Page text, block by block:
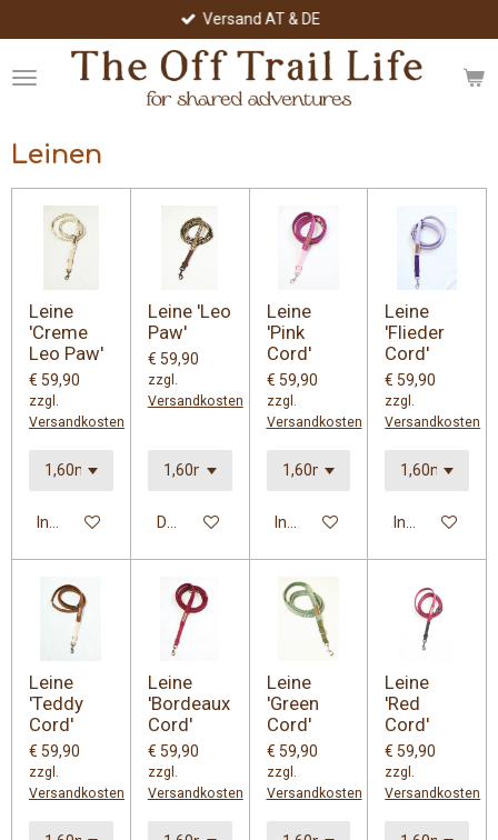
Hauptinhalt
springen
Versand AT & DE
Leinen
Leine
'Creme
Leo Paw'
€ 59,90
zzgl.
Versandkosten
In den Warenkorb
Leine 'Leo
Paw'
€ 59,90
zzgl.
Versandkosten
Details anzeigen
Leine
'Pink
Cord'
€ 59,90
zzgl.
Versandkosten
In den Warenkorb
Leine
'Flieder
Cord'
€ 59,90
zzgl.
Versandkosten
In den
Leine
'Teddy
Cord'
€ 59,90
zzgl.
Versandkosten
Leine
'Bordeaux
Cord'
€ 59,90
zzgl.
Versandkosten
Leine
'Green
Cord'
€ 59,90
zzgl.
Versandkosten
Leine
'Red
Cord'
€ 59,90
zzgl.
Versandkosten